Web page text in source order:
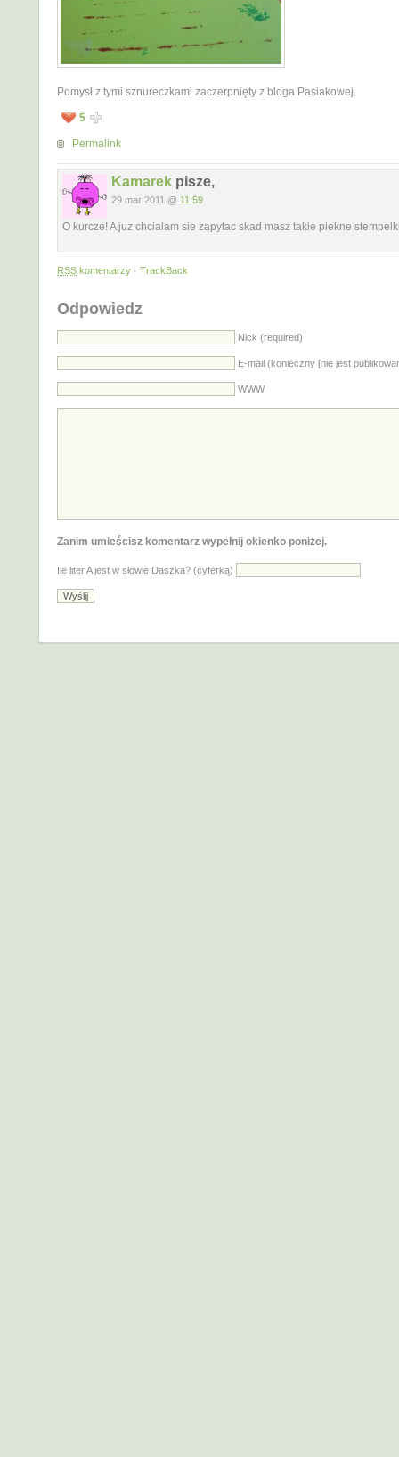
Pomysł z tymi sznureczkami zaczerpnięty z bloga Pasiakowej.
5
Permalink
Kamarek pisze,
29 mar 2011 @ 11:59
O kurcze! A juz chcialam sie zapytac skad masz takie piekne
RSS komentarzy · TrackBack
Odpowiedz
Nick (required)
E-mail (konieczny [nie jest
WWW
Zanim umieścisz komentarz wypełnij okienko poniżej.
Ile liter A jest w słowie Daszka? (cyferką)